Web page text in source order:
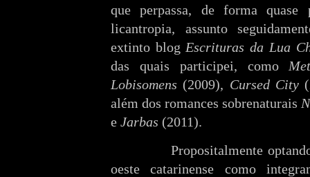
que perpassa, de forma quase
licantropia, assunto
extinto blogEscrituras da Lua
das quais participei, como
Lobisomens (2009), Cursed City
além dos romances sobrenaturais
e Jarbas (2011).
Propositalmente
oeste catarinense como